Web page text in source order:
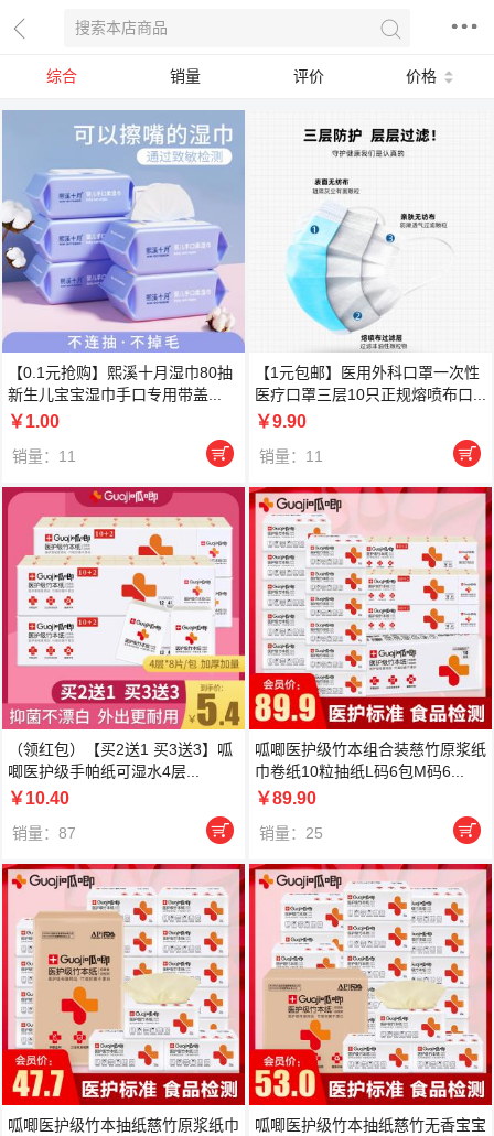
综合 销量 评价 价格
【0.1元抢购】熙溪十月湿巾80抽
新生儿宝宝湿巾手口专用带盖...
￥1.00
销量：11 
【1元包邮】医用外科口罩一次性
医疗口罩三层10只正规熔喷布口...
￥9.90
销量：11 
（领红包）【买2送1 买3送3】呱
唧医护级手帕纸可湿水4层...
￥10.40
销量：87 
呱唧医护级竹本组合装慈竹原浆纸
巾卷纸10粒抽纸L码6包M码6...
￥89.90
销量：25 
呱唧医护级竹本抽纸慈竹原浆纸巾
呱唧医护级竹本抽纸慈竹无香宝宝